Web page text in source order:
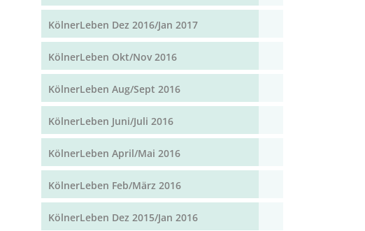
KölnerLeben Dez 2016/Jan 2017
KölnerLeben Okt/Nov 2016
KölnerLeben Aug/Sept 2016
KölnerLeben Juni/Juli 2016
KölnerLeben April/Mai 2016
KölnerLeben Feb/März 2016
KölnerLeben Dez 2015/Jan 2016